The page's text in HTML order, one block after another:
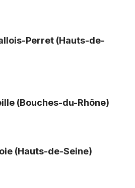
Perret (Hauts-de-
(Bouches-du-Rhône)
(Hauts-de-Seine)